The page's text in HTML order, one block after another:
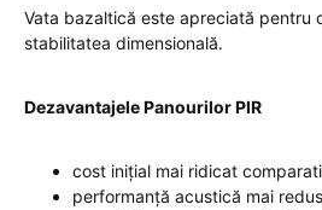
Vata bazaltică este apreciată pentru
stabilitatea dimensională.
Dezavantajele Panourilor PIR
cost inițial mai ridicat
performanță acustică mai